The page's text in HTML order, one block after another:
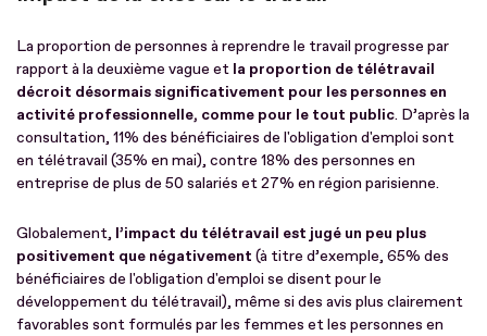
La proportion de personnes à reprendre le travail progresse par
rapport à la deuxième vague et la proportion de télétravail
décroit désormais significativement pour les personnes en
activité professionnelle, comme pour le tout public. D’après la
consultation, 11% des bénéficiaires de l'obligation d'emploi sont
en télétravail (35% en mai), contre 18% des personnes en
entreprise de plus de 50 salariés et 27% en région parisienne.
Globalement, l’impact du télétravail est jugé un peu plus
positivement que négativement (à titre d’exemple, 65% des
bénéficiaires de l'obligation d'emploi se disent pour le
développement du télétravail), même si des avis plus clairement
favorables sont formulés par les femmes et les personnes en